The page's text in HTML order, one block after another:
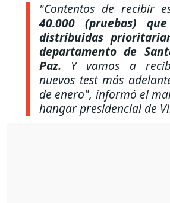
"Contentos de recibir
40.000 (pruebas)
distribuidas
departamento de
Paz. Y vamos a
nuevos test más
de enero", informó el
hangar presidencial de